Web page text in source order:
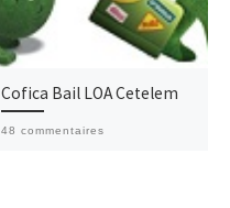
Cofica Bail LOA Cetelem
48 commentaires